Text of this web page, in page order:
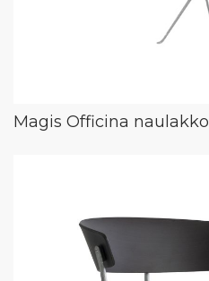
Magis Officina naulakko